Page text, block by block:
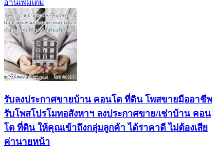
อ่านเพิ่มเติม
รับลงประกาศขายบ้าน คอนโด ที่ดิน โพสขายมืออาชีพ
รับโพสโปรโมทอสังหาฯ ลงประกาศขาย/เช่าบ้าน คอน
โด ที่ดิน ให้คุณเข้าถึงกลุ่มลูกค้า ได้ราคาดี ไม่ต้องเสีย
ค่านายหน้า